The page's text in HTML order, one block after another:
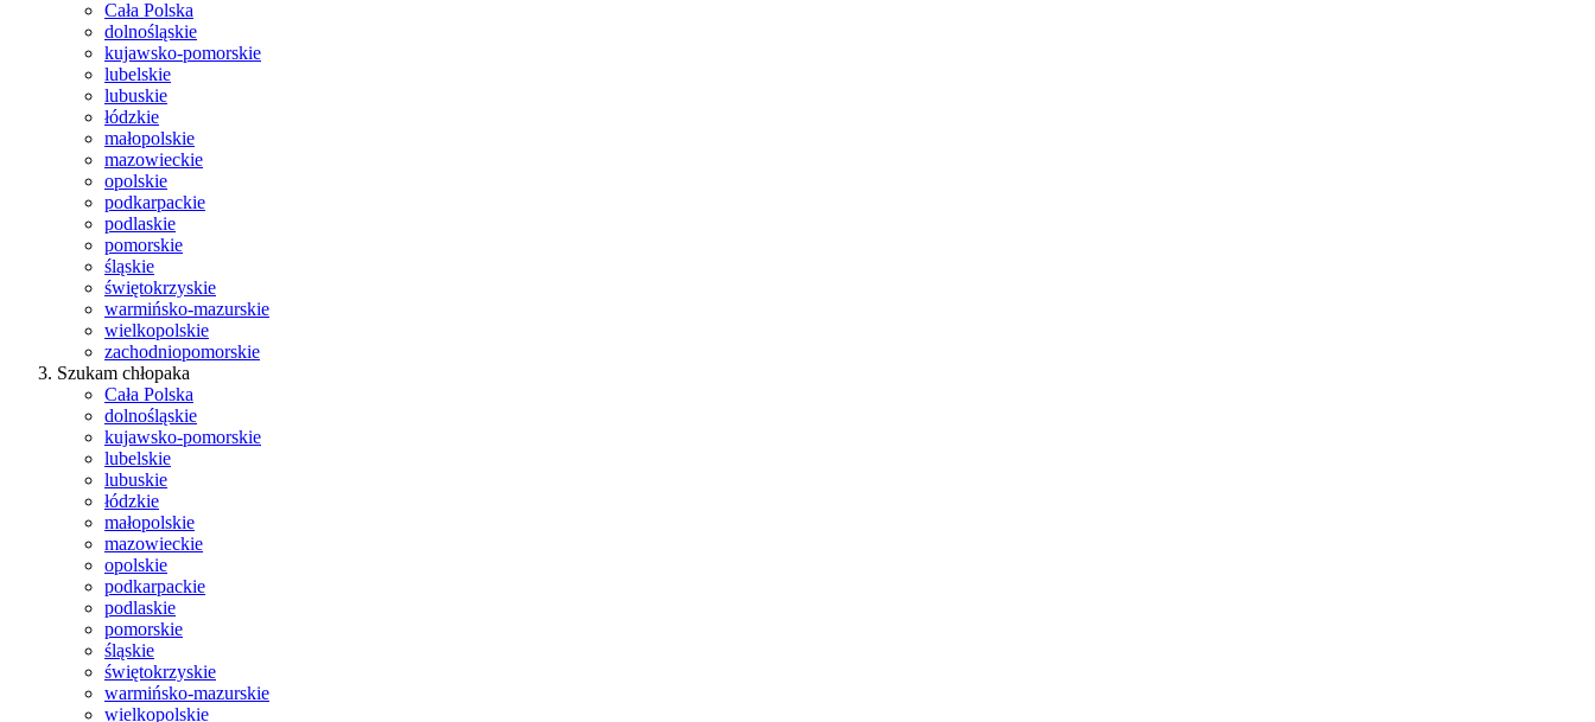
Cała Polska
dolnośląskie
kujawsko-pomorskie
lubelskie
lubuskie
łódzkie
małopolskie
mazowieckie
opolskie
podkarpackie
podlaskie
pomorskie
śląskie
świętokrzyskie
warmińsko-mazurskie
wielkopolskie
zachodniopomorskie
Szukam chłopaka
Cała Polska
dolnośląskie
kujawsko-pomorskie
lubelskie
lubuskie
łódzkie
małopolskie
mazowieckie
opolskie
podkarpackie
podlaskie
pomorskie
śląskie
świętokrzyskie
warmińsko-mazurskie
wielkopolskie